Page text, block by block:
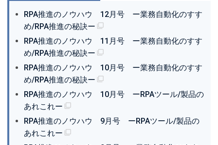
RPA推進のノウハウ 12月号 ー業務自動化のすす
め/RPA推進の秘訣ー
RPA推進のノウハウ 11月号 ー業務自動化のすす
め/RPA推進の秘訣ー
RPA推進のノウハウ 10月号 ー業務自動化のすす
め/RPA推進の秘訣ー
RPA推進のノウハウ 10月号 ーRPAツール/製品の
あれこれー
RPA推進のノウハウ 9月号 ーRPAツール/製品の
あれこれー